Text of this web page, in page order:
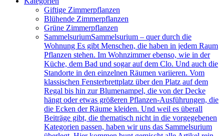
Giftige Zimmerpflanzen
Blühende Zimmerpflanzen
Grüne Zimmerpflanzen
Sam­mel­su­ri­umSammelsurium – quer durch die
Wohnung Es gibt Menschen, die haben in jedem Raum
Pflanzen stehen. Im Wohnzimmer ebenso, wie in der
Küche, dem Bad und sogar auf dem Clo. Und auch die
Standorte in den einzelnen Räumen variieren. Vom
klassischen Fensterbrettplatz über den Platz auf dem
Regal bis hin zur Blumenampel, die von der Decke
hängt oder etwas größeren Pflanzen-Ausführungen, die
die Ecken der Räume kleiden. Und weil es überall
Beiträge gibt, die thematisch nicht in die vorgegebenen
Kategorien passen, haben wir uns das Sammelsurium